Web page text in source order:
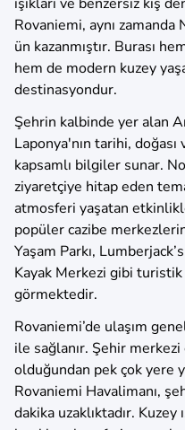
Rovaniemi, aynı
ün kazanmıştır. Burası
hem de modern kuzey
destinasyondur.
Şehrin kalbinde yer alan
Laponya'nın tarihi, doğası
kapsamlı bilgiler sunar.
ziyaretçiye hitap eden
atmosferi yaşatan
popüler cazibe
Yaşam Parkı,
Kayak Merkezi gibi
görmektedir.
Rovaniemi’de ulaşım
ile sağlanır. Şehir
olduğundan pek çok yere
Rovaniemi Havalimanı,
dakika uzaklıktadır. Kuzey